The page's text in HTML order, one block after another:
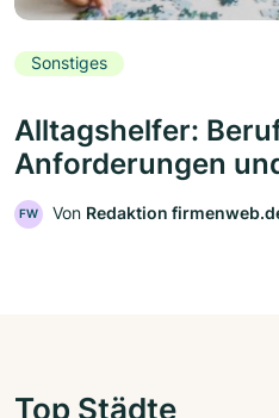
Sonstiges
Alltagshelfer:
Anforderungen
FW Von Redaktion
Top Städte